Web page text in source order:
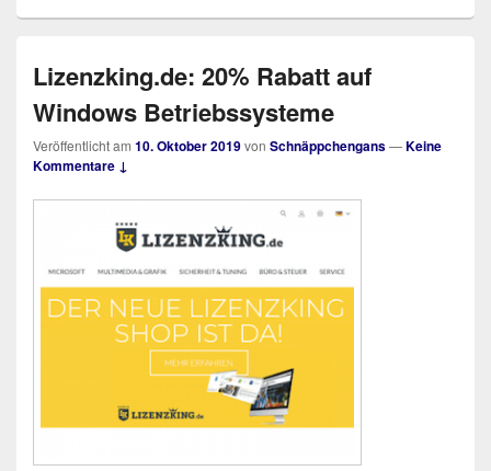
Lizenzking.de: 20% Rabatt auf
Windows Betriebssysteme
Veröffentlicht am 10. Oktober 2019von Schnäppchengans—Keine
Kommentare ↓